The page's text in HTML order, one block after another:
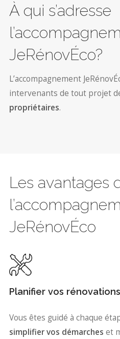
À qui s’adresse
JeRénovÉco?
L’accompagnement
intervenants de tout projet
propriétaires.
Les avantages
JeRénovÉco
Planifier vos
Vous êtes guidé à chaque
simplifier vos démarches et